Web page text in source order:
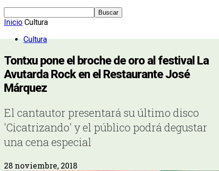
Inicio Cultura
Cultura
Tontxu pone el broche de oro al festival La
Avutarda Rock en el Restaurante José
Márquez
El cantautor presentará su último disco
'Cicatrizando' y el público podrá degustar
una cena especial
28 noviembre, 2018